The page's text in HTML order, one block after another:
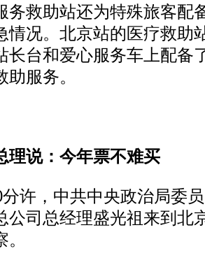
务救助站还为特殊旅客配
情况。北京站的医疗救助
长台和爱心服务车上配备
服务。
说：今年票不难买
，中共中央政治局委员
公司总经理盛光祖来到北